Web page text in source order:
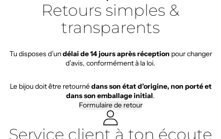
Retours simples &
transparents
Tu disposes d’undélai de 14 jours après réception pour changer
d’avis, conformément à la loi.
Le bijou doit être retournédans son état d’origine, non porté et
dans son emballage initial.
Formulaire de retour
Service client à ton écoute